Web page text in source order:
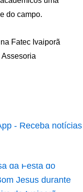
do campo.